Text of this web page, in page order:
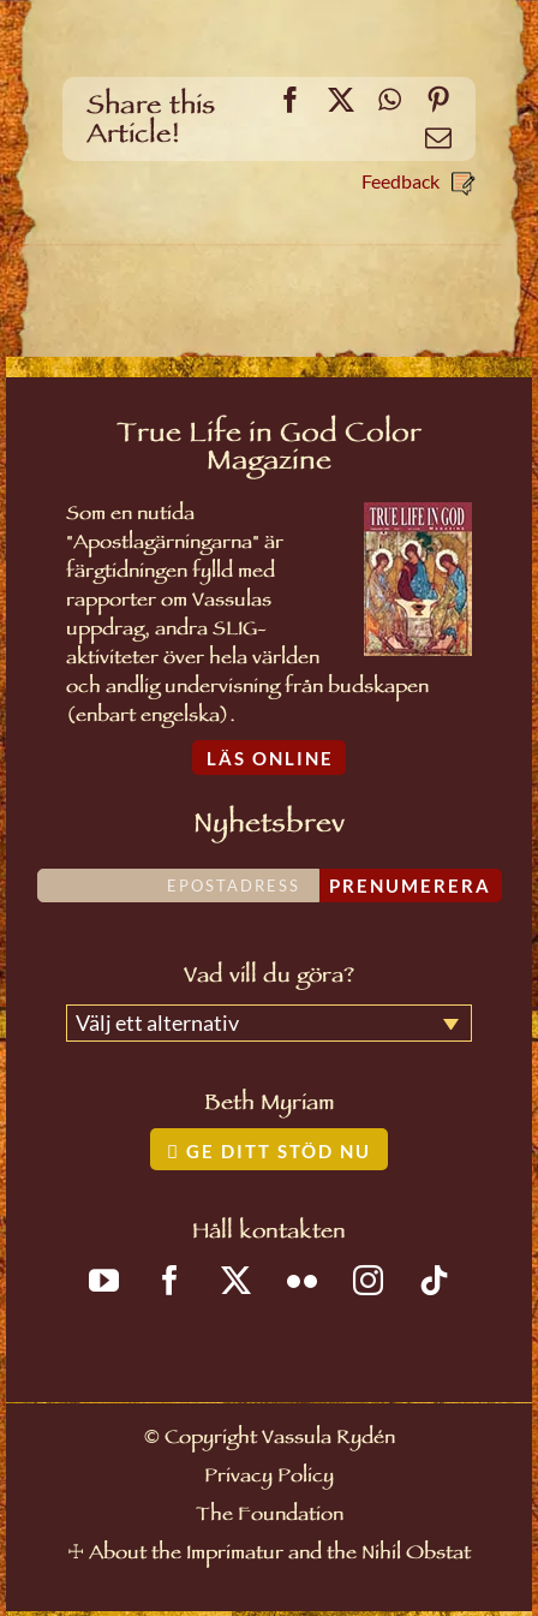
Share this
Article!
Facebook
X WhatsApp
Email
Feedback
True Life in God Color
Magazine
Som en nutida
"Apostlagärningarna" är
färgtidningen fylld med
rapporter om Vassulas
uppdrag, andra SLIG-
aktiviteter över hela världen
och andlig undervisning från budskapen
(enbart engelska).
LÄS ONLINE
Nyhetsbrev
PRENUMERERA
Vad vill du göra?
Välj ett alternativ
Beth Myriam
GE DITT STÖD NU
Håll kontakten
©Copyright Vassula Rydén
Privacy Policy
The Foundation
☩ About the Imprimatur and the Nihil Obstat